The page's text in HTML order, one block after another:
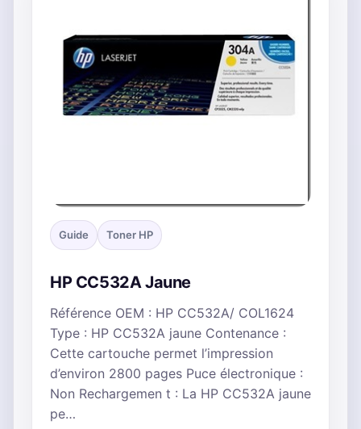
Guide Toner HP
HP CC532A Jaune
Référence OEM : HP CC532A/ COL1624
Type : HP CC532A jaune Contenance :
Cette cartouche permet l’impression
d’environ 2800 pages Puce électronique :
Non Rechargemen t : La HP CC532A jaune
pe…